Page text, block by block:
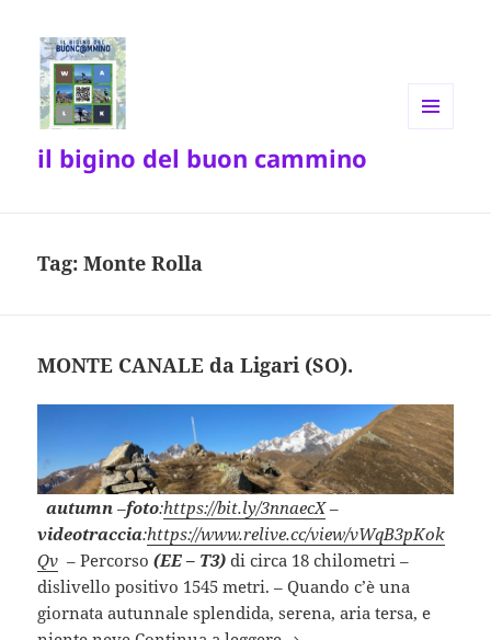
il bigino del buon cammino
Tag:Monte Rolla
MONTE CANALE da Ligari (SO).
autumn –foto:https://bit.ly/3nnaecX–
videotraccia:https://www.relive.cc/view/vWqB3pKok
Qv – Percorso(EE – T3) di circa 18 chilometri –
dislivello positivo 1545 metri. – Quando c’è una
giornata autunnale splendida, serena, aria tersa, e